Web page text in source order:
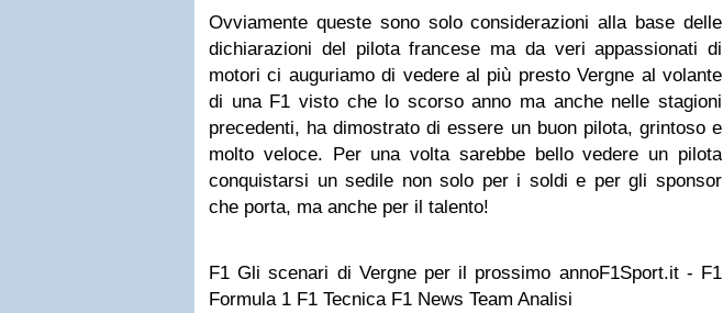
Ovviamente queste sono solo considerazioni alla base delle
dichiarazioni del pilota francese ma da veri appassionati di
motori ci auguriamo di vedere al più presto Vergne al volante
di una F1 visto che lo scorso anno ma anche nelle stagioni
precedenti, ha dimostrato di essere un buon pilota, grintoso e
molto veloce. Per una volta sarebbe bello vedere un pilota
conquistarsi un sedile non solo per i soldi e per gli sponsor
che porta, ma anche per il talento!
F1 Gli scenari di Vergne per il prossimo annoF1Sport.it - F1
Formula 1 F1 Tecnica F1 News Team Analisi